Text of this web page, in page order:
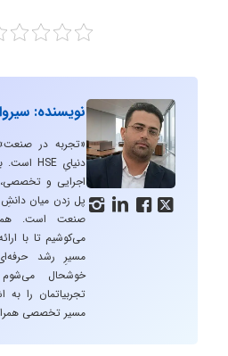
   
نویسنده:
«تجربه در
اجرایی و
پل زدن میان دانشِ
صنعت است.
می‌کوشیم تا با
مسیرِ رشد
خوشحال
تجربیاتمان را
مسیر تخصصی